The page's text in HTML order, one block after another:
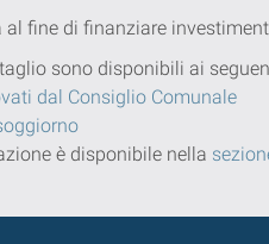
al fine di finanziare
sono disponibili ai
dal Consiglio Comunale
è disponibile nella